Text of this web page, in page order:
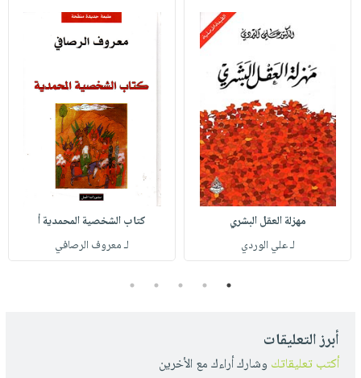
مهزلة العقل البشري
لـ علي الوردي
كتاب الشخصية المحمدية أ
لـ معروف الرصافي
1
2
3
4
5
أبرز التعليقات
أكتب تعليقاتك وشارك أراءك مع الأخرين